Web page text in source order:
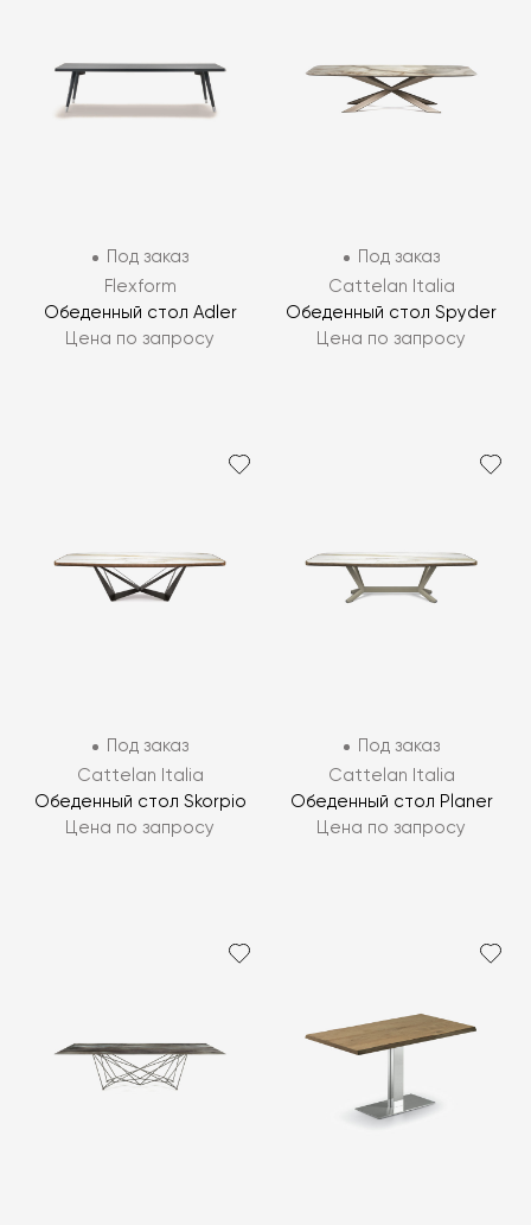
Под заказ
Flexform
Обеденный стол Adler
Цена по запросу
Под заказ
Cattelan Italia
Обеденный стол Spyder
Цена по запросу
Под заказ
Cattelan Italia
Обеденный стол Skorpio
Цена по запросу
Под заказ
Cattelan Italia
Обеденный стол Planer
Цена по запросу